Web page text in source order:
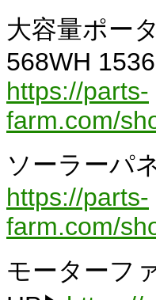
大容量ポー
568WH
https://parts-
farm.com/
ソーラーパ
https://parts-
farm.com/
モーターフ